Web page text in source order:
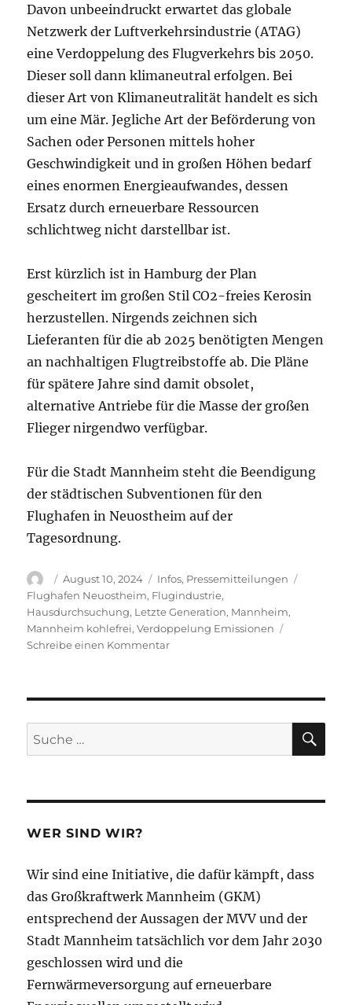
Davon unbeeindruckt erwartet das globale
Netzwerk der Luftverkehrsindustrie (ATAG)
eine Verdoppelung des Flugverkehrs bis 2050.
Dieser soll dann klimaneutral erfolgen. Bei
dieser Art von Klimaneutralität handelt es sich
um eine Mär. Jegliche Art der Beförderung von
Sachen oder Personen mittels hoher
Geschwindigkeit und in großen Höhen bedarf
eines enormen Energieaufwandes, dessen
Ersatz durch erneuerbare Ressourcen
schlichtweg nicht darstellbar ist.
Erst kürzlich ist in Hamburg der Plan
gescheitert im großen Stil CO2-freies Kerosin
herzustellen. Nirgends zeichnen sich
Lieferanten für die ab 2025 benötigten Mengen
an nachhaltigen Flugtreibstoffe ab. Die Pläne
für spätere Jahre sind damit obsolet,
alternative Antriebe für die Masse der großen
Flieger nirgendwo verfügbar.
Für die Stadt Mannheim steht die Beendigung
der städtischen Subventionen für den
Flughafen in Neuostheim auf der
Tagesordnung.
Autor
Veröffentlicht
am
August 10, 2024 Kategorien
Infos, Pressemitteilungen
Flughafen Neuostheim, Flugindustrie,
Hausdurchsuchung, Letzte Generation, Mannheim,
Mannheim kohlefrei,Verdoppelung Emissionen
Schreibe einen Kommentarzu
zu
Hausdurchsuchungen
in
Mannheim
Suche
nach:
WER SIND WIR?
Wir sind eine Initiative, die dafür kämpft, dass
das Großkraftwerk Mannheim (GKM)
entsprechend der Aussagen der MVV und der
Stadt Mannheim tatsächlich vor dem Jahr 2030
geschlossen wird und die
Fernwärmeversorgung auf erneuerbare